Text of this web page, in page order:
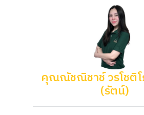
คุณณัชณิชาช์ วรโชติ
(รัตน์)